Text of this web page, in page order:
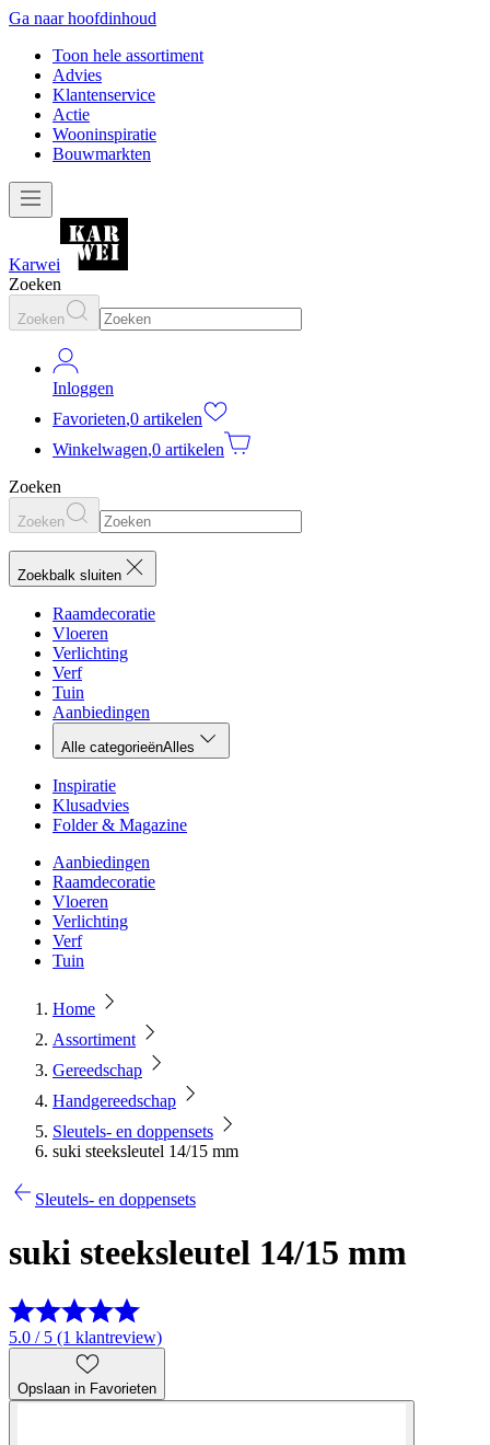
Ga naar hoofdinhoud
Toon hele assortiment
Advies
Klantenservice
Actie
Wooninspiratie
Bouwmarkten
Karwei
Zoeken
Zoeken
Inloggen
Favorieten,0 artikelen
Winkelwagen,0 artikelen
Zoeken
Zoeken
Zoekbalk sluiten
Raamdecoratie
Vloeren
Verlichting
Verf
Tuin
Aanbiedingen
Alle categorieënAlles
Inspiratie
Klusadvies
Folder & Magazine
Aanbiedingen
Raamdecoratie
Vloeren
Verlichting
Verf
Tuin
Home
Assortiment
Gereedschap
Handgereedschap
Sleutels- en doppensets
suki steeksleutel 14/15 mm
Sleutels- en doppensets
suki steeksleutel 14/15 mm
5.0 / 5 (1 klantreview)
Opslaan in Favorieten